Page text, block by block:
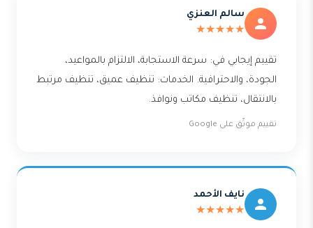
سالم العنزي
★★★★★
تقييم إيجابي في: سرعة الاستجابة، الالتزام بالمواعيد،
الجودة، والاحترافية. الخدمات: تنظيف عميق، تنظيف مرتبط
بالانتقال، تنظيف مكاتب ونوافذ.
تقييم موثّق على Google
نايف الأحمد
★★★★★